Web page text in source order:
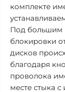
комплекте
Под большим
блокировки
дисков
благодаря
проволока
месте стыка